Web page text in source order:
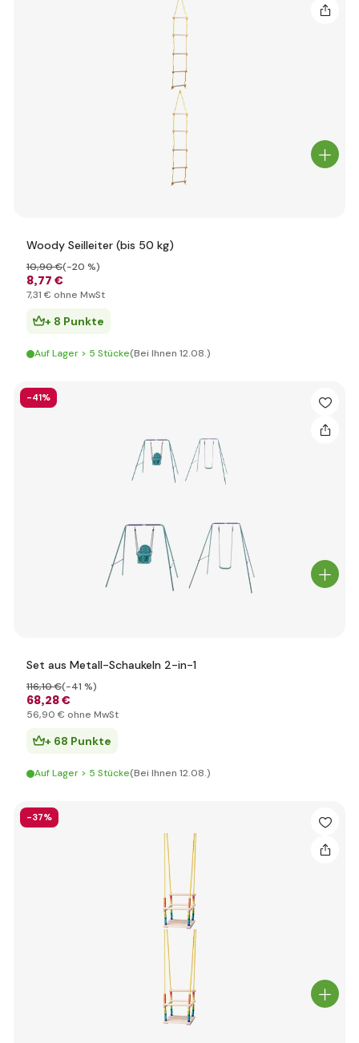
Woody Seilleiter (bis 50 kg)
8,77 €
10,90 €(-20 %)
7,31 € ohne MwSt
+ 8 Punkte
Auf Lager > 5 Stücke(Bei Ihnen 12.08.)
-41%
Set aus Metall-Schaukeln 2-in-1
68,28 €
116,10 €(-41 %)
56,90 € ohne MwSt
+ 68 Punkte
Auf Lager > 5 Stücke(Bei Ihnen 12.08.)
-37%